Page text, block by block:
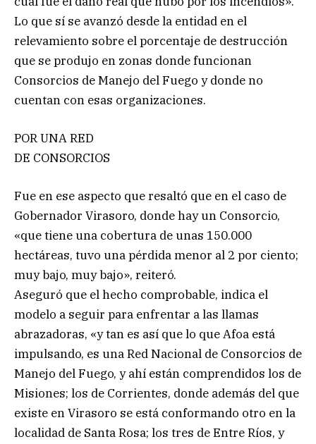
Lo que sí se avanzó desde la entidad en el
relevamiento sobre el porcentaje de destrucción
que se produjo en zonas donde funcionan
Consorcios de Manejo del Fuego y donde no
cuentan con esas organizaciones.
POR UNA RED
DE CONSORCIOS
Fue en ese aspecto que resaltó que en el caso de
Gobernador Virasoro, donde hay un Consorcio,
«que tiene una cobertura de unas 150.000
hectáreas, tuvo una pérdida menor al 2 por ciento;
muy bajo, muy bajo», reiteró.
Aseguró que el hecho comprobable, indica el
modelo a seguir para enfrentar a las llamas
abrazadoras, «y tan es así que lo que Afoa está
impulsando, es una Red Nacional de Consorcios de
Manejo del Fuego, y ahí están comprendidos los de
Misiones; los de Corrientes, donde además del que
existe en Virasoro se está conformando otro en la
localidad de Santa Rosa; los tres de Entre Ríos, y